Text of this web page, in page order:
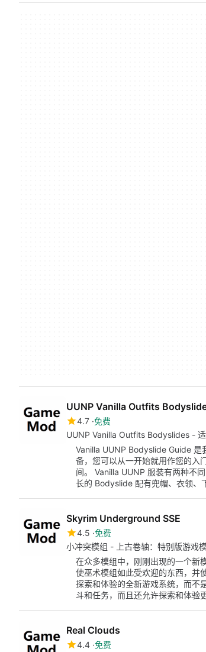
UUNP Vanilla Outfits
4.7 免费
UUNP Vanilla Outfits Bodyslides -
Vanilla UUNP Bodyslide Guide
备，您可以从一开始就用作您的入
间。 Vanilla UUNP 服装有两种不
长的 Bodyslide 配有兜帽、衣领、
Skyrim Underground SSE
4.5 免费
小冲突模组 - 上古卷轴：特别版游戏
在众多模组中，刚刚出现的一个新
使巫术模组如此受欢迎的东西，并
探索和体验的全新游戏系统，而不
斗和任务，而且还允许探索和体验
Real Clouds
4.4 免费